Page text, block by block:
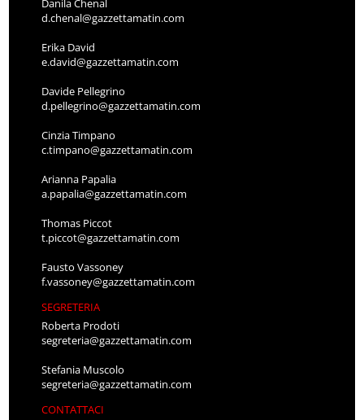
Danila Chenal
d.chenal@gazzettamatin.com
Erika David
e.david@gazzettamatin.com
Davide Pellegrino
d.pellegrino@gazzettamatin.com
Cinzia Timpano
c.timpano@gazzettamatin.com
Arianna Papalia
a.papalia@gazzettamatin.com
Thomas Piccot
t.piccot@gazzettamatin.com
Fausto Vassoney
f.vassoney@gazzettamatin.com
SEGRETERIA
Roberta Prodoti
segreteria@gazzettamatin.com
Stefania Muscolo
segreteria@gazzettamatin.com
CONTATTACI